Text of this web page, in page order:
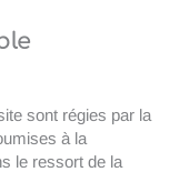
sont régies par la
à la
le ressort de la